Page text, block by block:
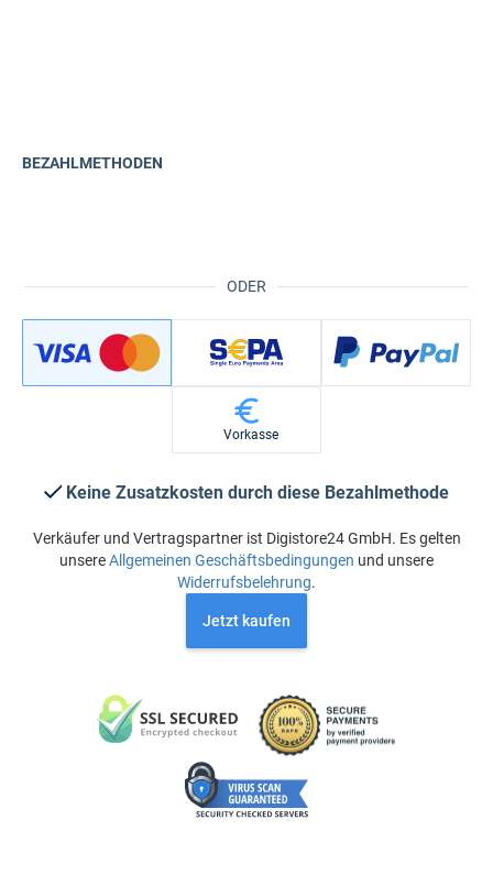
ODER
BEZAHLMETHODEN
Vorkasse
Keine Zusatzkosten durch diese Bezahlmethode
Verkäufer und Vertragspartner ist Digistore24 GmbH. Es gelten
unsereAllgemeinen Geschäftsbedingungen und unsere
Widerrufsbelehrung.
Jetzt kaufen